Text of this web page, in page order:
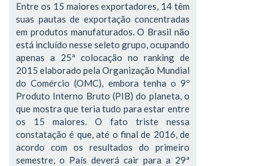
Entre os 15 maiores exportadores, 14 têm
suas pautas de exportação concentradas
em produtos manufaturados. O Brasil não
está incluído nesse seleto grupo, ocupando
apenas a 25ª colocação no ranking de
2015 elaborado pela Organização Mundial
do Comércio (OMC), embora tenha o 9º
Produto Interno Bruto (PIB) do planeta, o
que mostra que teria tudo para estar entre
os 15 maiores. O fato triste nessa
constatação é que, até o final de 2016, de
acordo com os resultados do primeiro
semestre, o País deverá cair para a 29ª